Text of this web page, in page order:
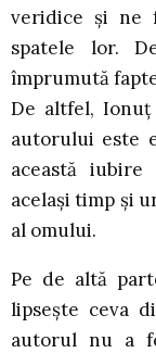
veridice și ne
spatele lor.
împrumută
De altfel,
autorului este
această
același timp și
al omului.
Pe de altă
lipsește ceva
autorul nu a